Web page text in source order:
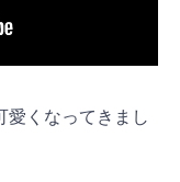
愛くなってきまし